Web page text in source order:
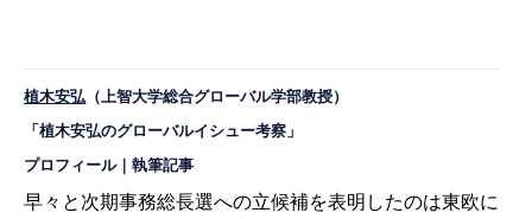
植木安弘 （上智大学総合グローバル学部教授）
「植木安弘のグローバルイシュー考察」
プロフィール｜執筆記事
早々と次期事務総長選への立候補を表明したのは東欧に